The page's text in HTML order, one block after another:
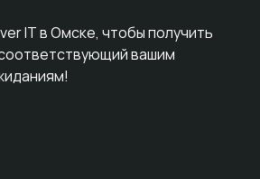
IT в Омске, чтобы получить
вашим